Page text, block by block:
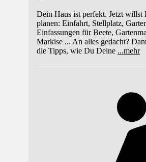
Dein Haus ist perfekt. Jetzt willst
planen: Einfahrt, Stellplatz,
Einfassungen für Beete,
Markise ... An alles gedacht?
die Tipps, wie Du Deine ...mehr